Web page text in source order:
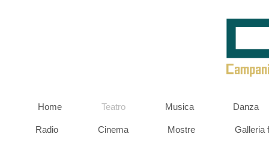
Home Teatro Musica Danza
Radio Cinema Mostre Galleria